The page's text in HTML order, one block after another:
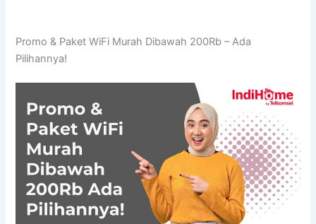
Promo & Paket WiFi Murah Dibawah 200Rb – Ada
Pilihannya!